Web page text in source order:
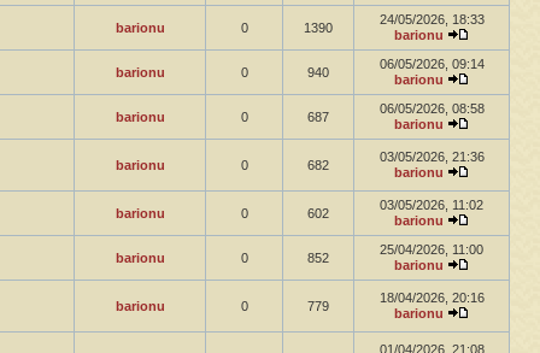
barionu 0 1390
24/05/2026, 18:33
barionu
barionu 0 940
06/05/2026, 09:14
barionu
barionu 0 687
06/05/2026, 08:58
barionu
barionu 0 682
03/05/2026, 21:36
barionu
barionu 0 602
03/05/2026, 11:02
barionu
barionu 0 852
25/04/2026, 11:00
barionu
barionu 0 779
18/04/2026, 20:16
barionu
01/04/2026, 21:08